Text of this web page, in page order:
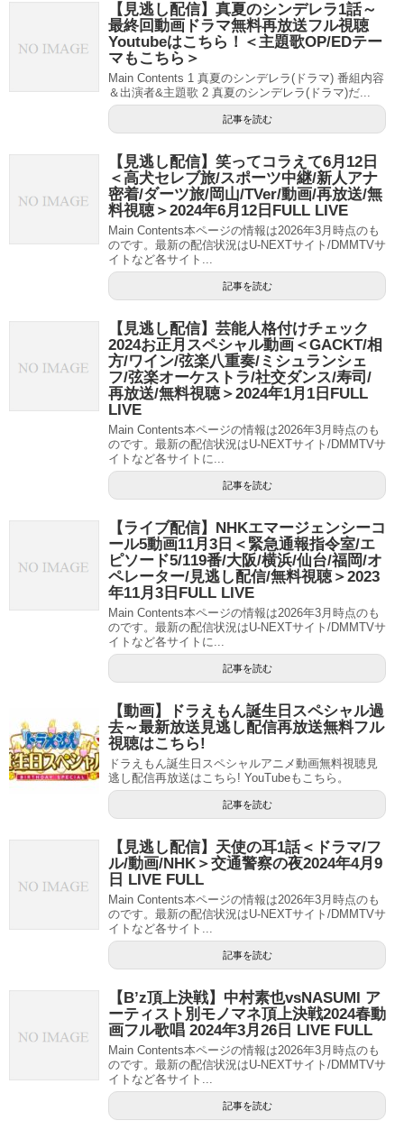
【見逃し配信】真夏のシンデレラ1話～
最終回動画ドラマ無料再放送フル視聴
Youtubeはこちら！＜主題歌OP/EDテー
マもこちら＞
Main Contents 1 真夏のシンデレラ(ドラマ) 番組内容
＆出演者&主題歌 2 真夏のシンデレラ(ドラマ)だ...
記事を読む
【見逃し配信】笑ってコラえて6月12日
＜高犬セレブ旅/スポーツ中継/新人アナ
密着/ダーツ旅/岡山/TVer/動画/再放送/無
料視聴＞2024年6月12日FULL LIVE
Main Contents本ページの情報は2026年3月時点のも
のです。最新の配信状況はU-NEXTサイト/DMMTVサ
イトなど各サイト...
記事を読む
【見逃し配信】芸能人格付けチェック
2024お正月スペシャル動画＜GACKT/相
方/ワイン/弦楽八重奏/ミシュランシェ
フ/弦楽オーケストラ/社交ダンス/寿司/
再放送/無料視聴＞2024年1月1日FULL
LIVE
Main Contents本ページの情報は2026年3月時点のも
のです。最新の配信状況はU-NEXTサイト/DMMTVサ
イトなど各サイトに...
記事を読む
【ライブ配信】NHKエマージェンシーコ
ール5動画11月3日＜緊急通報指令室/エ
ピソード5/119番/大阪/横浜/仙台/福岡/オ
ペレーター/見逃し配信/無料視聴＞2023
年11月3日FULL LIVE
Main Contents本ページの情報は2026年3月時点のも
のです。最新の配信状況はU-NEXTサイト/DMMTVサ
イトなど各サイトに...
記事を読む
【動画】ドラえもん誕生日スペシャル過
去～最新放送見逃し配信再放送無料フル
視聴はこちら!
ドラえもん誕生日スペシャルアニメ動画無料視聴見
逃し配信再放送はこちら! YouTubeもこちら。
記事を読む
【見逃し配信】天使の耳1話＜ドラマ/フ
ル/動画/NHK＞交通警察の夜2024年4月9
日 LIVE FULL
Main Contents本ページの情報は2026年3月時点のも
のです。最新の配信状況はU-NEXTサイト/DMMTVサ
イトなど各サイト...
記事を読む
【B’z頂上決戦】中村素也vsNASUMI ア
ーティスト別モノマネ頂上決戦2024春動
画フル歌唱 2024年3月26日 LIVE FULL
Main Contents本ページの情報は2026年3月時点のも
のです。最新の配信状況はU-NEXTサイト/DMMTVサ
イトなど各サイト...
記事を読む